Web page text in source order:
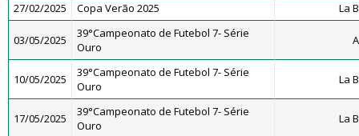
27/02/2025
Copa Verão 2025 La
03/05/2025
39°Campeonato de Futebol 7- Série
Ouro
10/05/2025
39°Campeonato de Futebol 7- Série
Ouro
La
17/05/2025
39°Campeonato de Futebol 7- Série
Ouro
La